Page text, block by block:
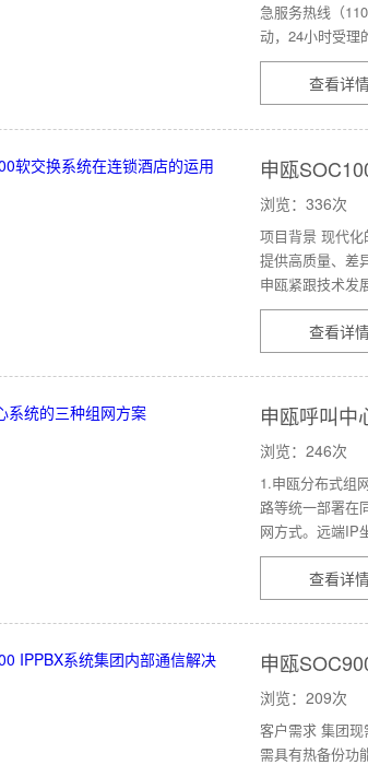
急服务热线（
动，24小时受理
查看详
申瓯
浏览：336次
项目背景 现代
提供高质量、差
申瓯紧跟技术发
查看详
申瓯呼叫中
浏览：246次
1.申瓯分布式组
路等统一部署在
网方式。远端IP
查看详
申瓯
浏览：209次
客户需求 集团
需具有热备份功